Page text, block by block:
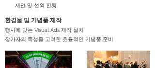
제안 및 섭외 진행
​​환경물 및 기념품 제작
행사에 맞는 Visual Ads 제작 설치
​참가자의 특성을 고려한 효율적인 기념품 준비